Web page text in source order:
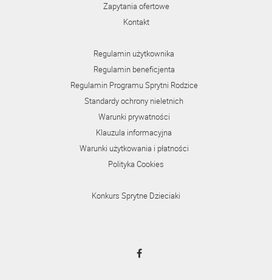
Zapytania ofertowe
Kontakt
Regulamin użytkownika
Regulamin beneficjenta
Regulamin Programu Sprytni Rodzice
Standardy ochrony nieletnich
Warunki prywatności
Klauzula informacyjna
Warunki użytkowania i płatności
Polityka Cookies
Konkurs Sprytne Dzieciaki